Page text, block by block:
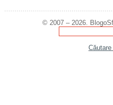
© 2007 – 2026.